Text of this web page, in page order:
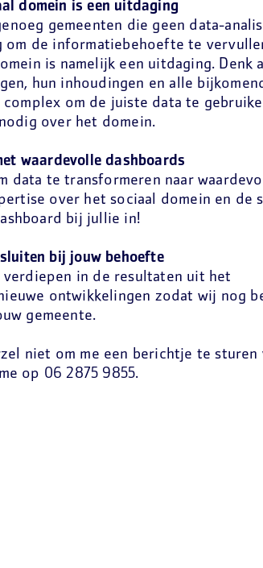
domein is een uitdaging
gemeenten die geen data-
om de informatiebehoefte te
is namelijk een uitdaging. Denk
hun inhoudingen en alle
om de juiste data te
over het domein.
waardevolle dashboards
data te transformeren naar
over het sociaal domein en de
bij jullie in!
bij jouw behoefte
verdiepen in de resultaten uit het
ontwikkelingen zodat wij nog
gemeente.
niet om me een berichtje te sturen
op 06 2875 9855.